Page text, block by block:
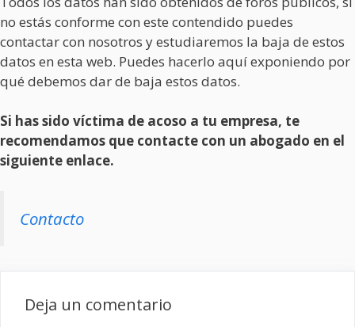
no estás conforme con este contendido puedes
contactar con nosotros y estudiaremos la baja de estos
datos en esta web. Puedes hacerlo aquí exponiendo por
qué debemos dar de baja estos datos.
Si has sido víctima de acoso a tu empresa, te
recomendamos que contacte con un abogado en el
siguiente enlace.
Contacto
Deja un comentario